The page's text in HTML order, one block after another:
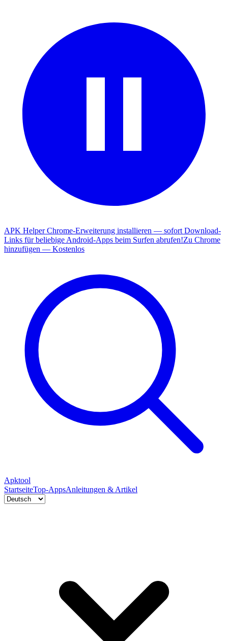
APK Helper Chrome-Erweiterung installieren — sofort Download-
Links für beliebige Android-Apps beim Surfen abrufen!Zu Chrome
hinzufügen — Kostenlos
Apktool
StartseiteTop-AppsAnleitungen & Artikel